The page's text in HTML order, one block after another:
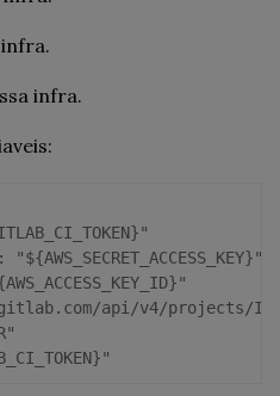
infra.
"${AWS_SECRET_ACCESS_KEY}"
api/v4/projects/